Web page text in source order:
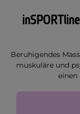
Beruhigendes
muskuläre und
einen